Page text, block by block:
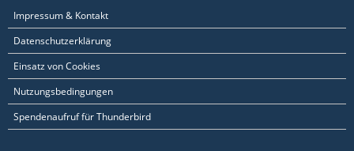
Impressum & Kontakt
Datenschutzerklärung
Einsatz von Cookies
Nutzungsbedingungen
Spendenaufruf für Thunderbird